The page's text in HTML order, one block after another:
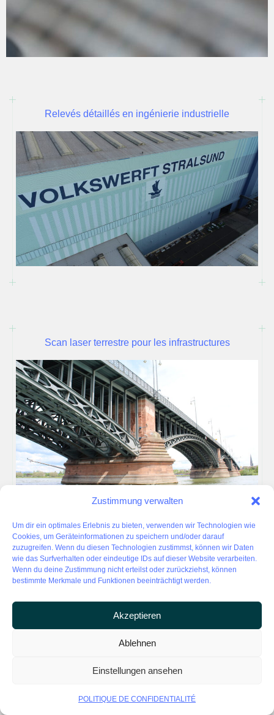
Zustimmung verwalten
Um dir ein optimales Erlebnis zu bieten, verwenden wir Technologien wie
Cookies, um Geräteinformationen zu speichern und/oder darauf
zuzugreifen. Wenn du diesen Technologien zustimmst, können wir Daten
wie das Surfverhalten oder eindeutige IDs auf dieser Website verarbeiten.
Wenn du deine Zustimmung nicht erteilst oder zurückziehst, können
bestimmte Merkmale und Funktionen beeinträchtigt werden.
Akzeptieren
Ablehnen
Einstellungen ansehen
POLITIQUE DE CONFIDENTIALITÉ
Relevés détaillés en ingénierie industrielle
Scan laser terrestre pour les infrastructures
Relevé des façades de bâtiments de grande hauteur